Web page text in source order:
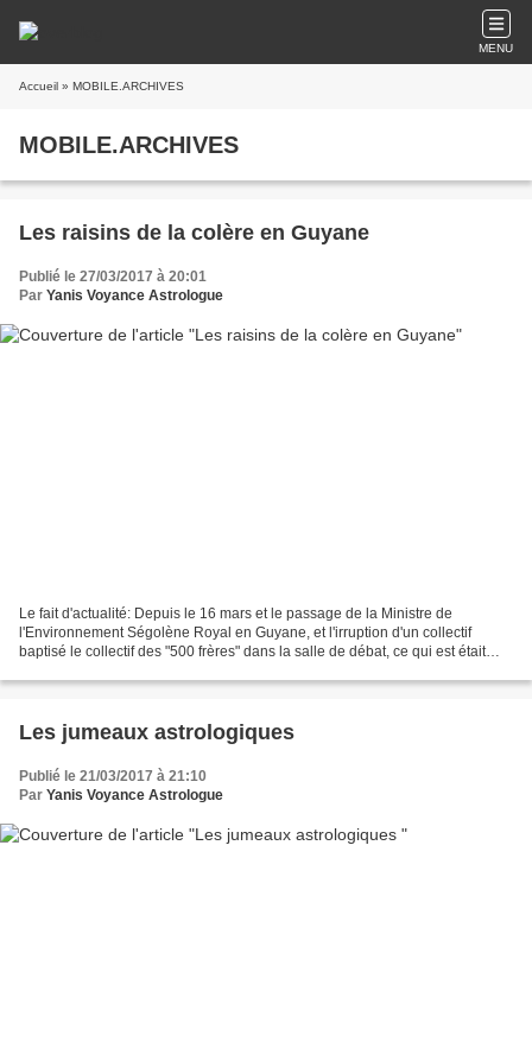
MENU
Accueil » MOBILE.ARCHIVES
MOBILE.ARCHIVES
Les raisins de la colère en Guyane
Publié le 27/03/2017 à 20:01
Par Yanis Voyance Astrologue
Le fait d'actualité: Depuis le 16 mars et le passage de la Ministre de
l'Environnement Ségolène Royal en Guyane, et l'irruption d'un collectif
baptisé le collectif des "500 frères" dans la salle de débat, ce qui est était
Les jumeaux astrologiques
Publié le 21/03/2017 à 21:10
Par Yanis Voyance Astrologue